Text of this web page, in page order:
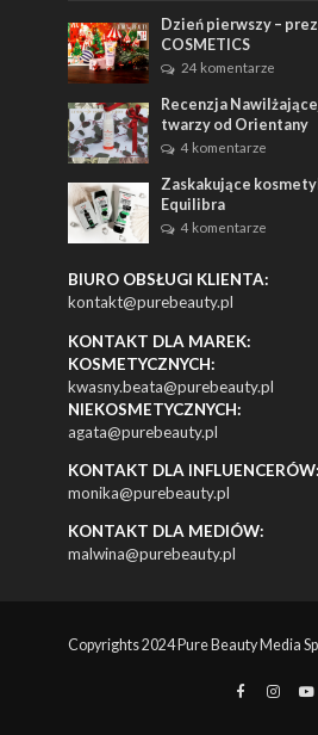
Dzień pierwszy –
COSMETICS
24 komentarze
Recenzja
twarzy od Orientany
4 komentarze
Zaskakujące
Equilibra
4 komentarze
BIURO OBSŁUGI KLIENTA:
kontakt@purebeauty.pl
KONTAKT DLA MAREK:
KOSMETYCZNYCH:
kwasny.beata@purebeauty.pl
NIEKOSMETYCZNYCH:
agata@purebeauty.pl
KONTAKT DLA INFLUENCERÓW:
monika@purebeauty.pl
KONTAKT DLA MEDIÓW:
malwina@purebeauty.pl
Copyrights 2024 Pure Beauty Media